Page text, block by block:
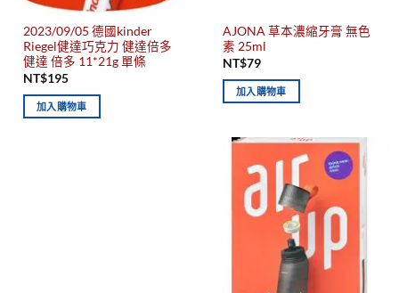
2023/09/05 德國kinder
Riegel健達巧克力 健達倍多
健達 倍多 11*21g 單條
NT$195
加入購物車
AJONA 草本濃縮牙膏 無色
素 25ml
NT$79
加入購物車